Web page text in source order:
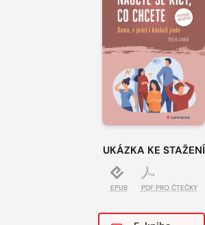
UKÁZKA KE STAŽENÍ
EPUB PDF PRO ČTEČKY